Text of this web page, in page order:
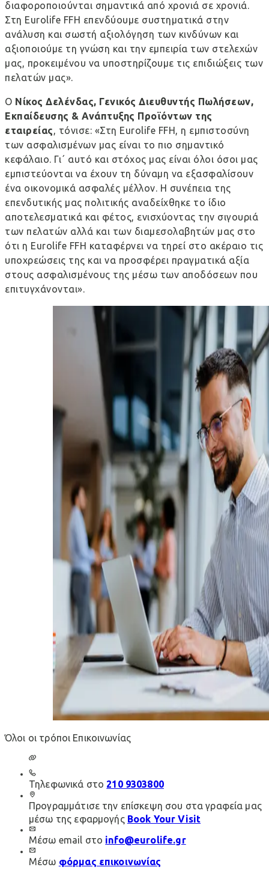
διαφοροποιούνται σημαντικά από χρονιά σε χρονιά.
Στη Eurolife FFH επενδύουμε συστηματικά στην
ανάλυση και σωστή αξιολόγηση των κινδύνων και
αξιοποιούμε τη γνώση και την εμπειρία των στελεχών
μας, προκειμένου να υποστηρίζουμε τις επιδιώξεις των
πελατών μας».
Ο Νίκος Δελένδας, Γενικός Διευθυντής Πωλήσεων,
Εκπαίδευσης & Ανάπτυξης Προϊόντων της
εταιρείας, τόνισε: «Στη Eurolife FFH, η εμπιστοσύνη
των ασφαλισμένων μας είναι το πιο σημαντικό
κεφάλαιο. Γι΄ αυτό και στόχος μας είναι όλοι όσοι μας
εμπιστεύονται να έχουν τη δύναμη να εξασφαλίσουν
ένα οικονομικά ασφαλές μέλλον. Η συνέπεια της
επενδυτικής μας πολιτικής αναδείχθηκε το ίδιο
αποτελεσματικά και φέτος, ενισχύοντας την σιγουριά
των πελατών αλλά και των διαμεσολαβητών μας στο
ότι η Eurolife FFH καταφέρνει να τηρεί στο ακέραιο τις
υποχρεώσεις της και να προσφέρει πραγματικά αξία
στους ασφαλισμένους της μέσω των αποδόσεων που
επιτυγχάνονται».
Όλοι οι τρόποι Επικοινωνίας
Τηλεφωνικά στο 210 9303800
Προγραμμάτισε την επίσκεψη σου στα γραφεία μας
μέσω της εφαρμογής Book Your Visit
Μέσω email στο info@eurolife.gr
Μέσω φόρμας επικοινωνίας